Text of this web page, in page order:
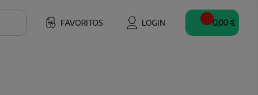
FAVORITOS LOGIN 0,00 €